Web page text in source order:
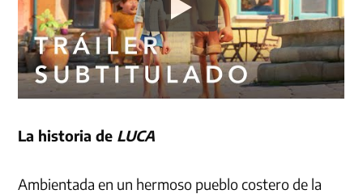
La historia de LUCA
Ambientada en un hermoso pueblo costero de la